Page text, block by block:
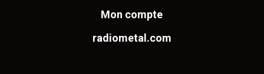
Mon compte
radiometal.com